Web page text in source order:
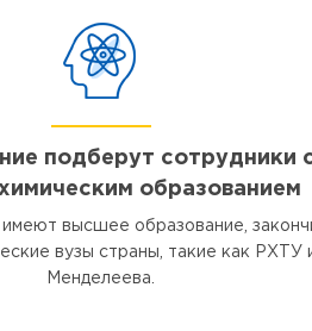
подберут сотрудники
образованием
имеют высшее образование,
вузы страны, такие как РХТУ
Менделеева.